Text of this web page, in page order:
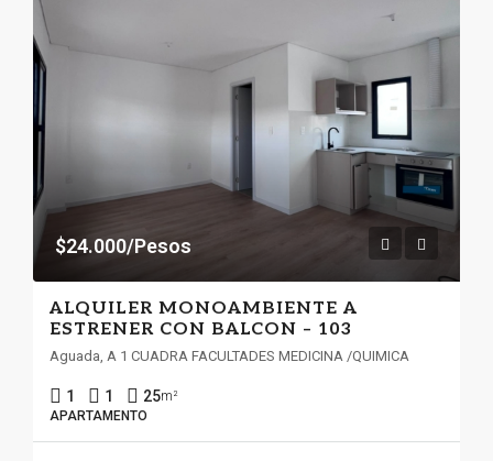
$24.000/Pesos
ALQUILER MONOAMBIENTE A
ESTRENER CON BALCON – 103
Aguada, A 1 CUADRA FACULTADES MEDICINA /QUIMICA
1 1 25m²
APARTAMENTO